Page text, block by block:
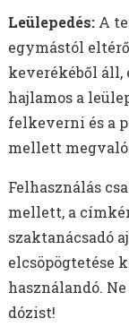
Leülepedés:A
egymástól
keverékéből áll,
hajlamos a
felkeverni és a
mellett
Felhasználás
mellett, a
szaktanácsadó
elcsöpögtetése
használandó.
dózist!